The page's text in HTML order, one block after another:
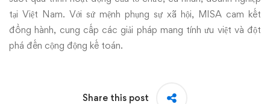
tại Việt Nam. Với sứ mệnh phụng sự xã hội, MISA cam kết
đồng hành, cung cấp các giải pháp mang tính ưu việt và đột
phá đến cộng động kế toán.
Share this post